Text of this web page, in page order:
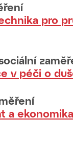
pro
v péči o
a